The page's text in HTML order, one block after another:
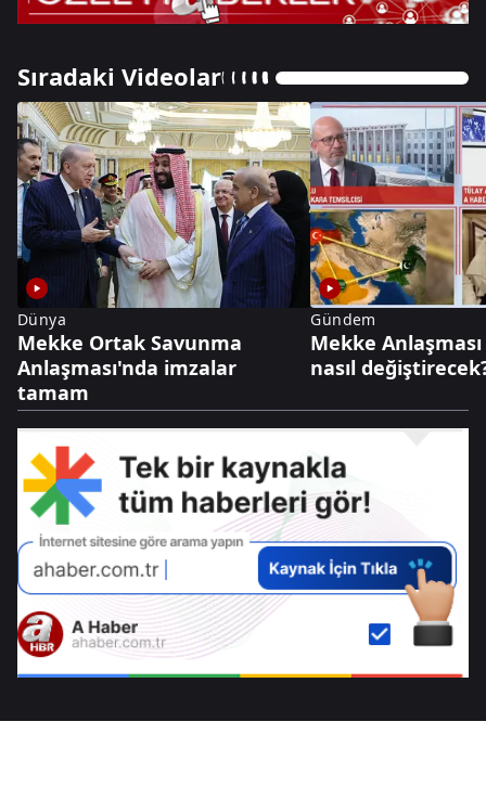
Sıradaki Videolar
Dünya
Mekke Ortak Savunma
Anlaşması'nda imzalar
tamam
Gündem
Mekke
nasıl